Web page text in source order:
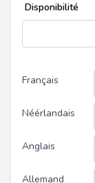
Disponibilité
Français
Néérlandais
Anglais
Allemand